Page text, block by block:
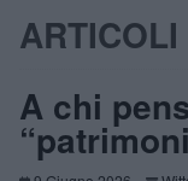
ARTICOLI
A chi